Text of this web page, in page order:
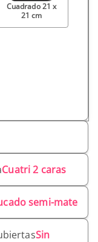
Cuadrado 21 x
21 cm
Cuatri 2 caras
semi-mate
Sin